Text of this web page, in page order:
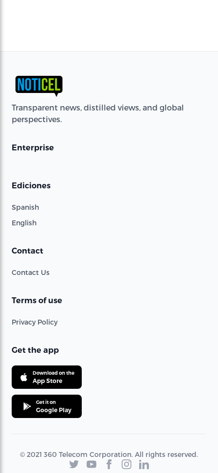
Transparent news, distilled views, and global
perspectives.
Enterprise
Ediciones
Spanish
English
Contact
Contact Us
Terms of use
Privacy Policy
Get the app
Download on the
App Store
Get it on
Google Play
© 2021 360 Telecom Corporation. All rights reserved.